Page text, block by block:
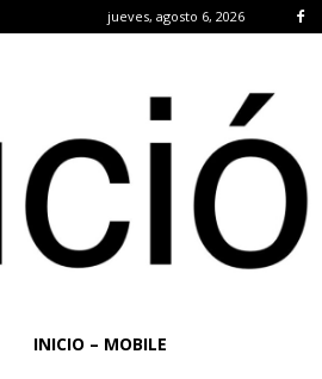
jueves, agosto 6, 2026
INICIO – MOBILE